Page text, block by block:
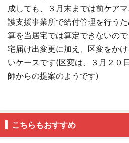
成しても、３月末までは前ケア
護支援事業所で給付管理を行う
算を当居宅では算定できないの
宅届け出変更に加え、区変をか
いケースです(区変は、３月２０
師からの提案のようです)
こちらもおすすめ